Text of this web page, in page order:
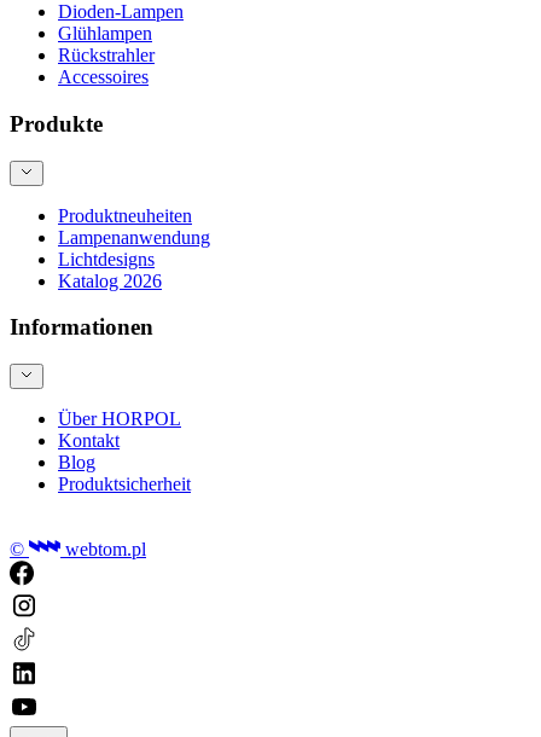
Dioden-Lampen
Glühlampen
Rückstrahler
Accessoires
Produkte
Produktneuheiten
Lampenanwendung
Lichtdesigns
Katalog 2026
Informationen
Über HORPOL
Kontakt
Blog
Produktsicherheit
© webtom.pl